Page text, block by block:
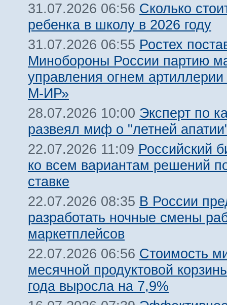
31.07.2026 06:56 Сколько
ребенка в школу в 2026 году
31.07.2026 06:55 Ростех
Минобороны России партию
управления огнем
М-ИР»
28.07.2026 10:00 Эксперт по
развеял миф о "летней
22.07.2026 11:09 Российский
ко всем вариантам решений
ставке
22.07.2026 08:35 В России
разработать ночные смены
маркетплейсов
22.07.2026 06:56 Стоимость
месячной продуктовой
года выросла на 7,9%